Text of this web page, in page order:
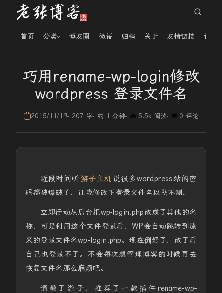
首页 分类 博友圈 微语 归档 关于 友情链接 读者
巧用rename-wp-login修改
wordpress 登录文件名
2015/11/19 207 字 约 1 分钟 5.5k 阅读 0 评论
近段时间听游子主机 说很多wordpress站的密
码都被爆破了，让我修改下登录文件名以防不测。
立即行动从后台把wp-login.php改成了其他的名
称，可是利用这个文件登录后，WP会自动跳转到原
来的登录文件名wp-login.php。现在倒好了，改了后
自己也登录不了。不会每次想管理博客的时候再去
恢复文件名那么麻烦吧。
请教了游子，推荐了一款插件rename-wp-